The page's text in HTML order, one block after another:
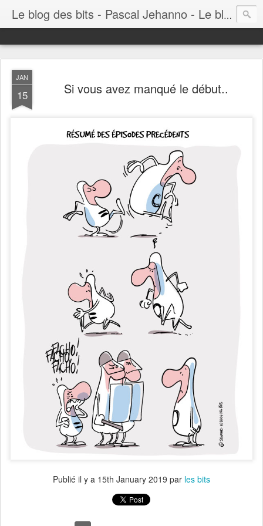
Le blog des bits - Pascal Jehanno - Le blog BD informatique
JAN
15 Si vous avez manqué le début..
Publié il y a 15th January 2019 par les bits